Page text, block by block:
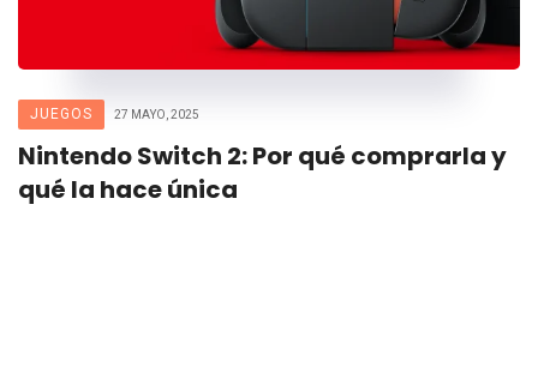
JUEGOS 27 MAYO, 2025
Nintendo Switch 2: Por qué comprarla y
qué la hace única